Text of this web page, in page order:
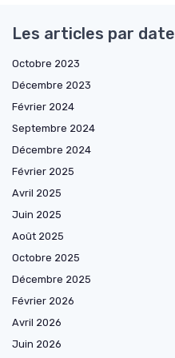
Les articles par date
Octobre 2023
Décembre 2023
Février 2024
Septembre 2024
Décembre 2024
Février 2025
Avril 2025
Juin 2025
Août 2025
Octobre 2025
Décembre 2025
Février 2026
Avril 2026
Juin 2026